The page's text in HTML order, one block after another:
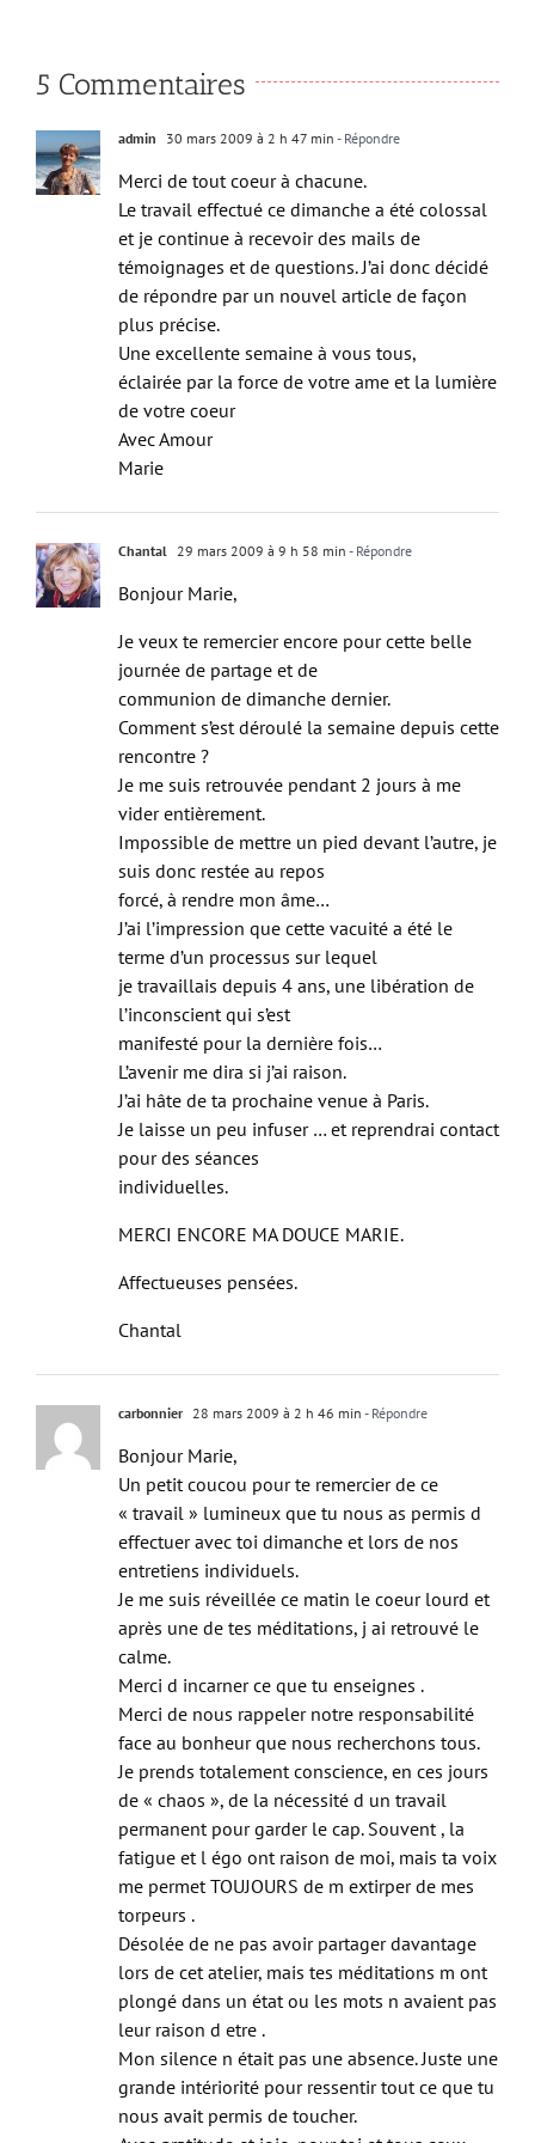
5 Commentaires
admin 30 mars 2009 à 2 h 47 min - Répondre
Merci de tout coeur à chacune.
Le travail effectué ce dimanche a été colossal
et je continue à recevoir des mails de
témoignages et de questions. J’ai donc décidé
de répondre par un nouvel article de façon
plus précise.
Une excellente semaine à vous tous,
éclairée par la force de votre ame et la lumière
de votre coeur
Avec Amour
Marie
Chantal 29 mars 2009 à 9 h 58 min - Répondre
Bonjour Marie,
Je veux te remercier encore pour cette belle
journée de partage et de
communion de dimanche dernier.
Comment s’est déroulé la semaine depuis cette
rencontre ?
Je me suis retrouvée pendant 2 jours à me
vider entièrement.
Impossible de mettre un pied devant l’autre, je
suis donc restée au repos
forcé, à rendre mon âme…
J’ai l’impression que cette vacuité a été le
terme d’un processus sur lequel
je travaillais depuis 4 ans, une libération de
l’inconscient qui s’est
manifesté pour la dernière fois…
L’avenir me dira si j’ai raison.
J’ai hâte de ta prochaine venue à Paris.
Je laisse un peu infuser … et reprendrai contact
pour des séances
individuelles.
MERCI ENCORE MA DOUCE MARIE.
Affectueuses pensées.
Chantal
carbonnier 28 mars 2009 à 2 h 46 min - Répondre
Bonjour Marie,
Un petit coucou pour te remercier de ce
« travail » lumineux que tu nous as permis d
effectuer avec toi dimanche et lors de nos
entretiens individuels.
Je me suis réveillée ce matin le coeur lourd et
après une de tes méditations, j ai retrouvé le
calme.
Merci d incarner ce que tu enseignes .
Merci de nous rappeler notre responsabilité
face au bonheur que nous recherchons tous.
Je prends totalement conscience, en ces jours
de « chaos », de la nécessité d un travail
permanent pour garder le cap. Souvent , la
fatigue et l égo ont raison de moi, mais ta voix
me permet TOUJOURS de m extirper de mes
torpeurs .
Désolée de ne pas avoir partager davantage
lors de cet atelier, mais tes méditations m ont
plongé dans un état ou les mots n avaient pas
leur raison d etre .
Mon silence n était pas une absence. Juste une
grande intériorité pour ressentir tout ce que tu
nous avait permis de toucher.